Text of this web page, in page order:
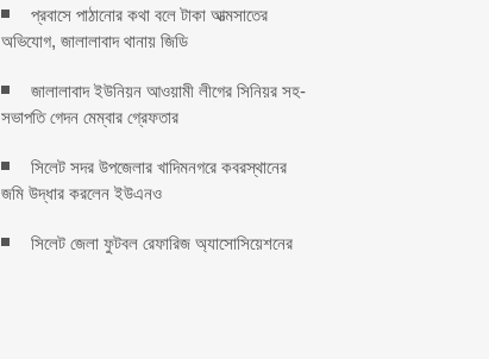
প্রবাসে পাঠানোর কথা বলে টাকা আত্মসাতের
অভিযোগ, জালালাবাদ থানায় জিডি ‎
জালালাবাদ ইউনিয়ন আওয়ামী লীগের সিনিয়র সহ-
সভাপতি গেদন মেম্বার গ্রেফতার
সিলেট সদর উপজেলার খাদিমনগরে কবরস্থানের
জমি উদ্ধার করলেন ইউএনও
সিলেট জেলা ফুটবল রেফারিজ অ্যাসোসিয়েশনের